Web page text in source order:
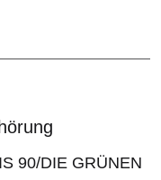
90/DIE GRÜNEN